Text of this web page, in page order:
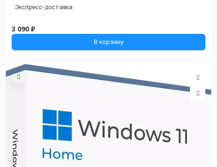
Экспресс-доставка
3 090 ₽
В корзину